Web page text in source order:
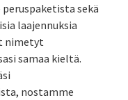
sekä
laajennuksia
nimetyt
samaa kieltä.
nostamme